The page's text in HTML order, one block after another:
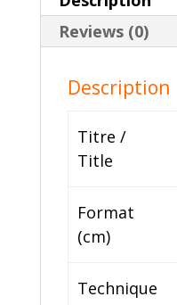
quantity
Reviews (0)
Description
Titre /
Title
Format
(cm)
Technique